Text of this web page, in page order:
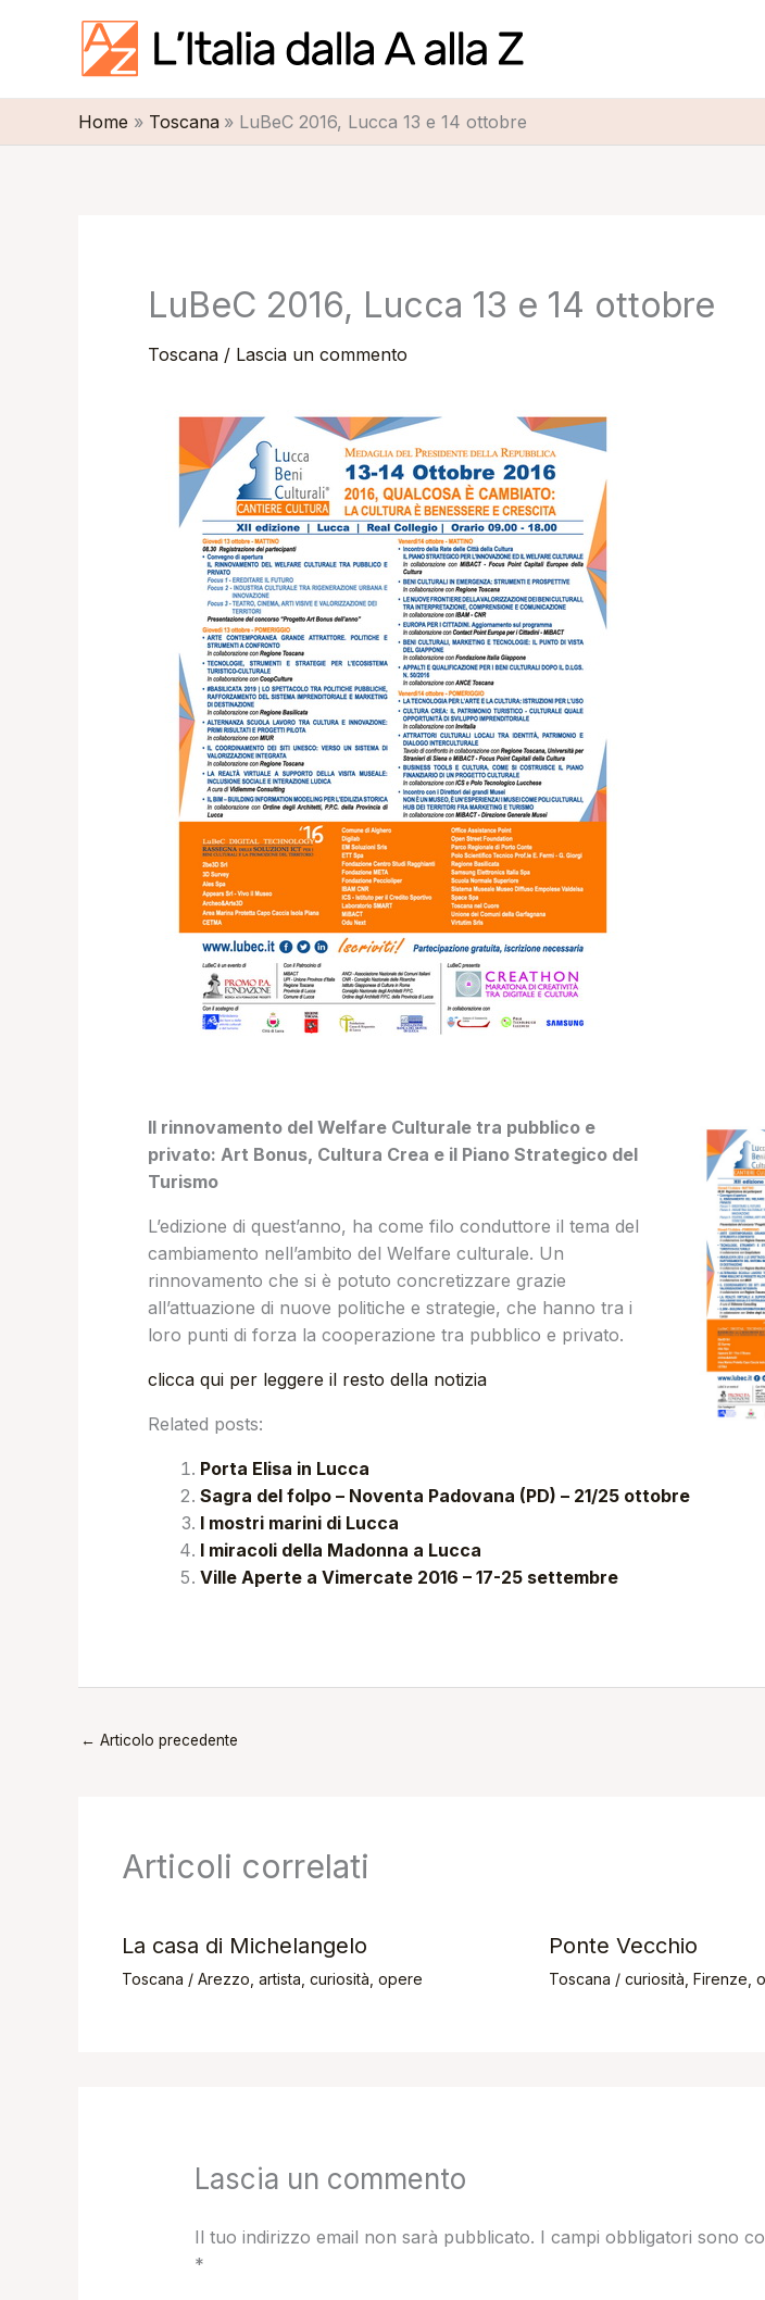
Home Toscana LuBeC 2016, Lucca 13 e 14 ottobre
LuBeC 2016, Lucca 13 e 14 ottobre
Toscana / Lascia un commento
Il rinnovamento del Welfare Culturale tra pubblico e
privato: Art Bonus, Cultura Crea e il Piano Strategico del
Turismo
L’edizione di quest’anno, ha come filo conduttore il tema del
cambiamento nell’ambito del Welfare culturale. Un
rinnovamento che si è potuto concretizzare grazie
all’attuazione di nuove politiche e strategie, che hanno tra i
loro punti di forza la cooperazione tra pubblico e privato.
clicca qui per leggere il resto della notizia
Related posts:
Porta Elisa in Lucca
Sagra del folpo – Noventa Padovana (PD) – 21/25 ottobre
I mostri marini di Lucca
I miracoli della Madonna a Lucca
Ville Aperte a Vimercate 2016 – 17-25 settembre
← Articolo precedente
Articoli correlati
La casa di Michelangelo
Toscana / Arezzo artista curiosità opere
Ponte Vecchio
Toscana / curiosità Firenze
Lascia un commento
Il tuo indirizzo email non sarà pubblicato. I campi obbligatori sono
*